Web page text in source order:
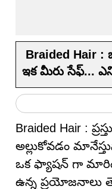
Braided Hair
ఇక మీరు సేఫ్...
Braided Hair :
అల్లుకోవడం
ఒక ఫ్యాషన్ గా
ఉన్న ప్రయోజనాలు